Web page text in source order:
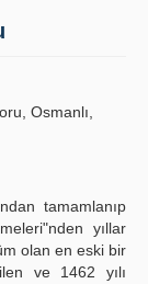
Osmanlı,
tamamlanıp
yıllar
olan en eski bir
ve 1462 yılı